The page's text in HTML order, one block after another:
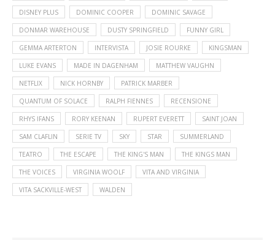
DISNEY PLUS DOMINIC COOPER DOMINIC SAVAGE
DONMAR WAREHOUSE DUSTY SPRINGFIELD FUNNY GIRL
GEMMA ARTERTON INTERVISTA JOSIE ROURKE KINGSMAN
LUKE EVANS MADE IN DAGENHAM MATTHEW VAUGHN
NETFLIX NICK HORNBY PATRICK MARBER
QUANTUM OF SOLACE RALPH FIENNES RECENSIONE
RHYS IFANS RORY KEENAN RUPERT EVERETT SAINT JOAN
SAM CLAFLIN SERIE TV SKY STAR SUMMERLAND
TEATRO THE ESCAPE THE KING'S MAN THE KINGS MAN
THE VOICES VIRGINIA WOOLF VITA AND VIRGINIA
VITA SACKVILLE-WEST WALDEN